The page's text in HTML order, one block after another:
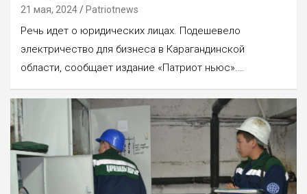
21 мая, 2024 Patriotnews
Речь идет о юридических лицах. Подешевело
электричество для бизнеса в Карагандинской
области, сообщает издание «Патриот ньюс».…